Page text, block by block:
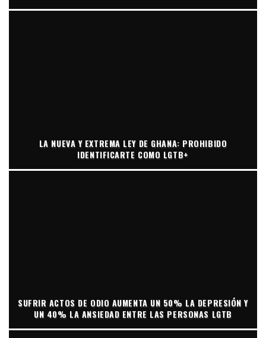
LA NUEVA Y EXTREMA LEY DE GHANA: PROHIBIDO
IDENTIFICARTE COMO LGTB+
SUFRIR ACTOS DE ODIO AUMENTA UN 50% LA DEPRESIÓN Y
UN 40% LA ANSIEDAD ENTRE LAS PERSONAS LGTB